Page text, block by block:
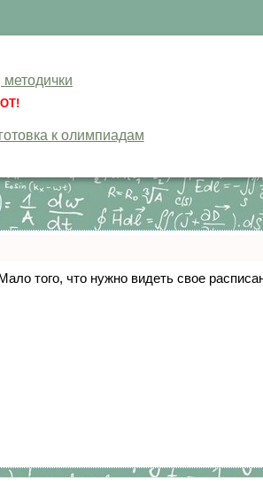
методички
к олимпиадам
того, что нужно видеть свое